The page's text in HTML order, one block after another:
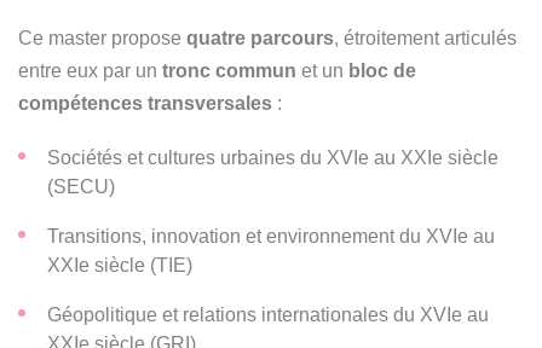
Ce master propose quatre parcours, étroitement articulés
entre eux par un tronc commun et un bloc de
compétences transversales :
Sociétés et cultures urbaines du XVIe au XXIe siècle
(SECU)
Transitions, innovation et environnement du XVIe au
XXIe siècle (TIE)
Géopolitique et relations internationales du XVIe au
XXIe siècle (GRI)